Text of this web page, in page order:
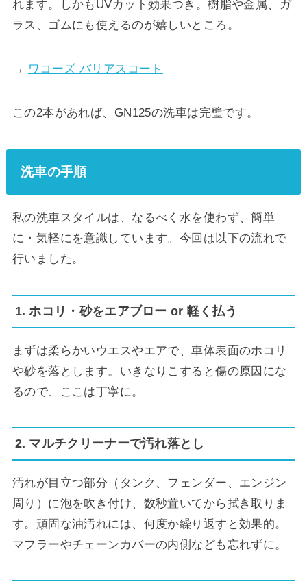
れます。しかもUVカット効果つき。樹脂や金属、ガ
ラス、ゴムにも使えるのが嬉しいところ。
→ ワコーズ バリアスコート
この2本があれば、GN125の洗車は完璧です。
洗車の手順
私の洗車スタイルは、なるべく水を使わず、簡単
に・気軽にを意識しています。今回は以下の流れで
行いました。
1. ホコリ・砂をエアブロー or 軽く払う
まずは柔らかいウエスやエアで、車体表面のホコリ
や砂を落とします。いきなりこすると傷の原因にな
るので、ここは丁寧に。
2. マルチクリーナーで汚れ落とし
汚れが目立つ部分（タンク、フェンダー、エンジン
周り）に泡を吹き付け、数秒置いてから拭き取りま
す。頑固な油汚れには、何度か繰り返すと効果的。
マフラーやチェーンカバーの内側なども忘れずに。